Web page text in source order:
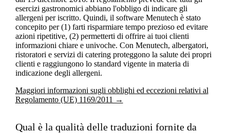
esercizi gastronomici abbiano l'obbligo di indicare gli
allergeni per iscritto. Quindi, il software Menutech è stato
concepito per (1) farti risparmiare tempo prezioso ed evitare
azioni ripetitive, (2) permetterti di offrire ai tuoi clienti
informazioni chiare e univoche. Con Menutech, albergatori,
ristoratori e servizi di catering proteggono la salute dei propri
clienti e raggiungono lo standard vigente in materia di
indicazione degli allergeni.
Maggiori informazioni sugli obblighi ed eccezioni relativi al
Regolamento (UE) 1169/2011 →
Qual è la qualità delle traduzioni fornite da